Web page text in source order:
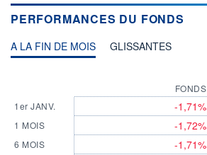
PERFORMANCES DU FONDS
A LA FIN DE MOIS GLISSANTES
1er JANV.
1 MOIS
6 MOIS
FONDS
-1,71%
-1,72%
-1,71%